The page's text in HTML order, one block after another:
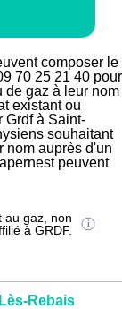
composer le
70 25 21 40 pour
de gaz à leur nom
existant ou
Grdf à Saint-
souhaitant
nom auprès d'un
peuvent
au gaz, non
à GRDF.
Rebais